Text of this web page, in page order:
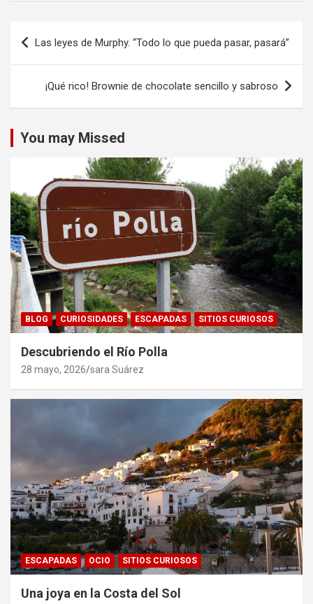
Navegación
de
entradas
Las leyes de Murphy. “Todo lo que pueda pasar, pasará”
¡Qué rico! Brownie de chocolate sencillo y sabroso
You may Missed
BLOG CURIOSIDADES ESCAPADAS SITIOS CURIOSOS
Descubriendo el Río Polla
28 mayo, 2026 sara Suárez
ESCAPADAS OCIO SITIOS CURIOSOS
Una joya en la Costa del Sol